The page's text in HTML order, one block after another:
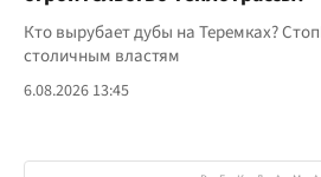
Кто вырубает дубы на Теремках?
столичным властям
6.08.2026 13:45